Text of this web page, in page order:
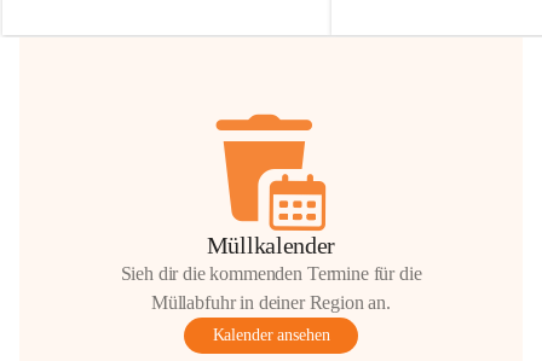
Hilfsbereitschaft!
Müllkalender
Sieh dir die kommenden Termine für die
Müllabfuhr in deiner Region an.
Kalender ansehen